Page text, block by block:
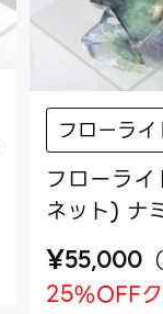
フローラ
フローラ
ネット) ナ
¥55,000 （
25%OFF